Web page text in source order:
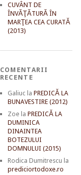
CUVÂNT DE
ÎNVĂŢĂTURĂ ÎN
MARŢEA CEA CURATĂ
(2013)
COMENTARII
RECENTE
Galiucla PREDICĂ LA
BUNAVESTIRE (2012)
Zoela PREDICĂ LA
DUMINICA
DINAINTEA
BOTEZULUI
DOMNULUI (2015)
Rodica Dumitrescu la
prediciortodoxe.ro